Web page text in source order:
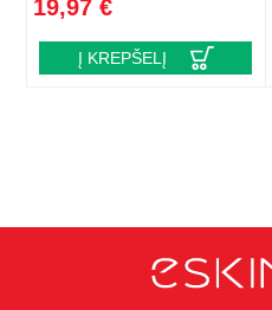
19,97 €
Į KREPŠELĮ